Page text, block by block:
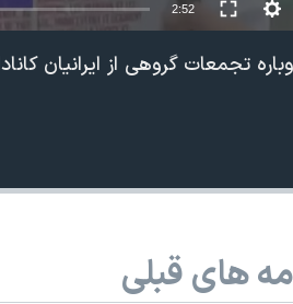
2:52
تجمعات گروهی از ایرانیان
های قبلی